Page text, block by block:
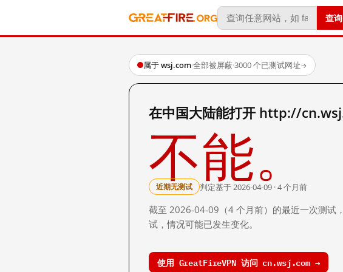
查询
属于 wsj.com·全部被屏蔽·3000 个已测试网址→
在中国大陆能打开 http://
不能。
近期无测试 判定基于 2026-04-09 · 4 个月前
截至 2026-04-09（4 个月前）的最近一次测试
试，情况可能已发生变化。
使用 GreatFireVPN 访问 cn.wsj.com →